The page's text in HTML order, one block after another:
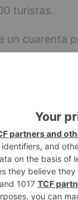
turistas.
un cuarenta
como la
con cerca
ha
apenas
el 30 de
millones
en cifras